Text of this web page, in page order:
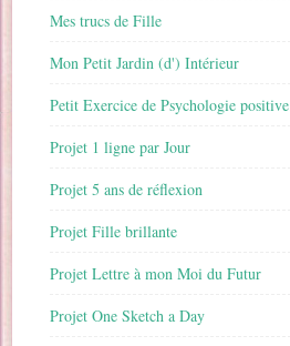
Mes trucs de Fille
Mon Petit Jardin (d') Intérieur
Petit Exercice de Psychologie positive
Projet 1 ligne par Jour
Projet 5 ans de réflexion
Projet Fille brillante
Projet Lettre à mon Moi du Futur
Projet One Sketch a Day